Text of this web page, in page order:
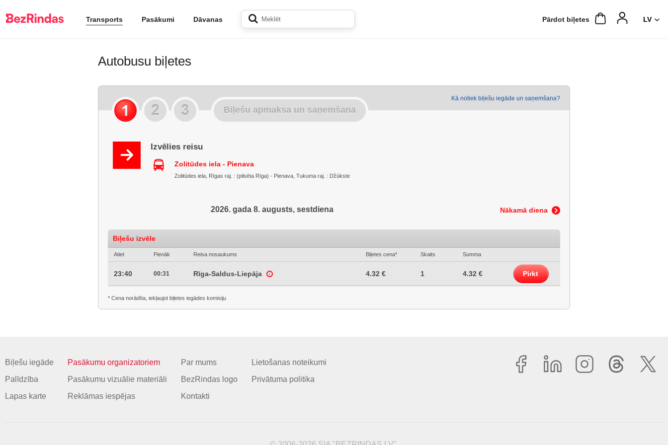
Transports Pasākumi Dāvanas Pārdot biļetes
Autobusu biļetes
Kā notiek biļešu iegāde un saņemšana?
Biļešu apmaksa un saņemšana
Izvēlies reisu
Zolitūdes iela - Pienava
Zolitūdes iela, Rīgas raj. : (pilsēta Rīga) - Pienava, Tukuma raj. : Džūkste
Nākamā diena
2026. gada 8. augusts, sestdiena
Biļešu izvēle
Atiet Pienāk Reisa nosaukums Biļetes cena* Skaits Summa
23:40 00:31 Rīga-Saldus-Liepāja 4.32 € 1 4.32 € Pirkt
* Cena norādīta, iekļaujot biļetes iegādes komisiju
Biļešu iegāde
Palīdzība
Lapas karte
Pasākumu organizatoriem
Pasākumu vizuālie materiāli
Reklāmas iespējas
Par mums
BezRindas logo
Kontakti
Lietošanas noteikumi
Privātuma politika